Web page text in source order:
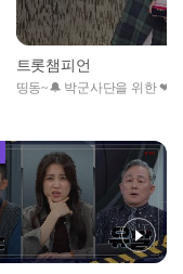
트롯챔피언
띵동~🔔 박군사단을 위한 ❤